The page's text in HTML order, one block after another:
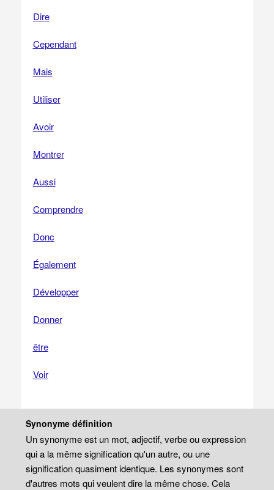
Dire
Cependant
Mais
Utiliser
Avoir
Montrer
Aussi
Comprendre
Donc
Également
Développer
Donner
être
Voir
Synonyme définition
Un synonyme est un mot, adjectif, verbe ou expression
qui a la même signification qu'un autre, ou une
signification quasiment identique. Les synonymes sont
d'autres mots qui veulent dire la même chose. Cela